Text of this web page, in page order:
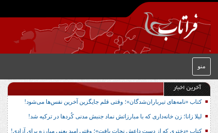
منو
آخرین اخبار
کتاب «نامه‌های تیرباران‌شدگان»؛ وقتی قلم جایگزین آخرین نفس‌ها می‌شود!
لیلا زانا؛ زن خانه‌داری که با مبارزاتش نماد جنبش مدنی کُردها در ترکیه شد!
کتاب «دختری که از دست داعش نجات یافت»؛ وقتی امید یعنی مبارزه برای آزادی!